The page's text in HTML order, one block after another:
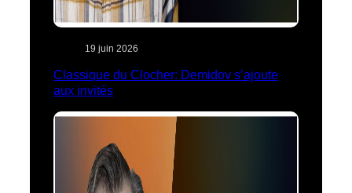
19 juin 2026
Classique du Clocher: Demidov s’ajoute
aux invités